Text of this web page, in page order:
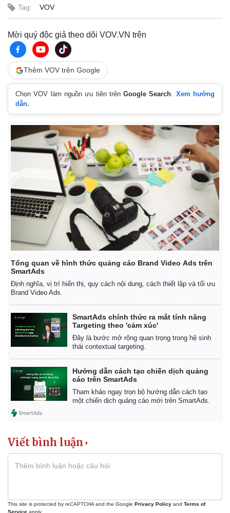
Bất động sản
Thị trường
Giá vàng
Tỷ giá
Giá cà phê
Tag: VOV
Mời quý độc giả theo dõi VOV.VN trên
Thêm VOV trên Google
Chọn VOV làm nguồn ưu tiên trênGoogle Search. Xem hướng
dẫn.
Tổng quan về hình thức quảng cáo Brand Video Ads trên
SmartAds
Định nghĩa, vị trí hiển thị, quy cách nội dung, cách thiết lập và tối ưu
Brand Video Ads.
SmartAds chính thức ra mắt tính năng
Targeting theo 'cảm xúc'
Đây là bước mở rộng quan trọng trong hệ sinh
thái contextual targeting.
Hướng dẫn cách tạo chiến dịch quảng
cáo trên SmartAds
Tham khảo ngay trọn bộ hướng dẫn cách tạo
một chiến dịch quảng cáo mới trên SmartAds.
Viết bình luận
This site is protected by reCAPTCHA and the Google Privacy Policy and Terms of
Service apply.